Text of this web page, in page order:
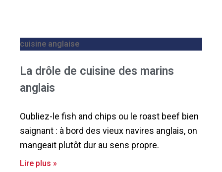
cuisine anglaise
La drôle de cuisine des marins
anglais
Oubliez-le fish and chips ou le roast beef bien
saignant : à bord des vieux navires anglais, on
mangeait plutôt dur au sens propre.
Lire plus »